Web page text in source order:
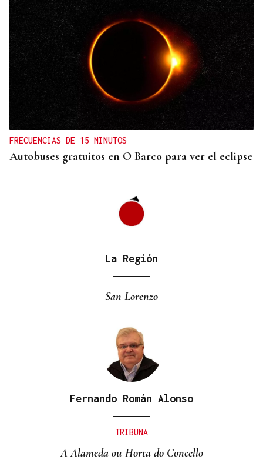
HEMEROTECA
Historia en 4 tiempos | II Motocross Festa da Bica
en la Estación de Manzaneda
FRECUENCIAS DE 15 MINUTOS
Autobuses gratuitos en O Barco para ver el eclipse
La Región
San Lorenzo
Fernando Román Alonso
TRIBUNA
A Alameda ou Horta do Concello